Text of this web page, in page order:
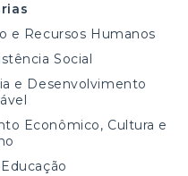
e Recursos Humanos
Social
e Desenvolvimento
Econômico, Cultura e